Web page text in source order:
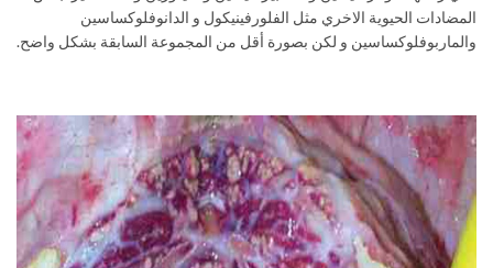
المضادات الحيوية الاخري مثل الفلورفينيكول و الدانوفلوكساسين
والماربوفلوكساسين و لكن بصورة أقل من المجموعة السابقة بشكل واضح.